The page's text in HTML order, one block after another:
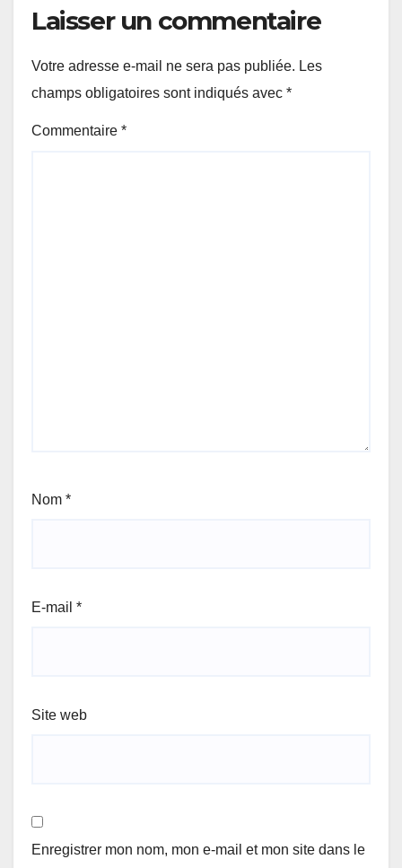
Laisser un commentaire
Votre adresse e-mail ne sera pas publiée. Les
champs obligatoires sont indiqués avec *
Commentaire *
Nom *
E-mail *
Site web
Enregistrer mon nom, mon e-mail et mon site dans le